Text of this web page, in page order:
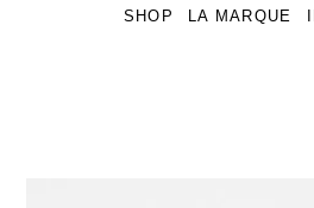
SHOP LA MARQUE